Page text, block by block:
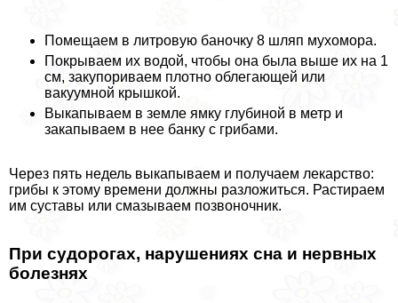
Помещаем в литровую баночку 8 шляп мухомора.
Покрываем их водой, чтобы она была выше их на 1
см, закупориваем плотно облегающей или
вакуумной крышкой.
Выкапываем в земле ямку глубиной в метр и
закапываем в нее банку с грибами.
Через пять недель выкапываем и получаем лекарство:
грибы к этому времени должны разложиться. Растираем
им суставы или смазываем позвоночник.
При судорогах, нарушениях сна и нервных
болезнях